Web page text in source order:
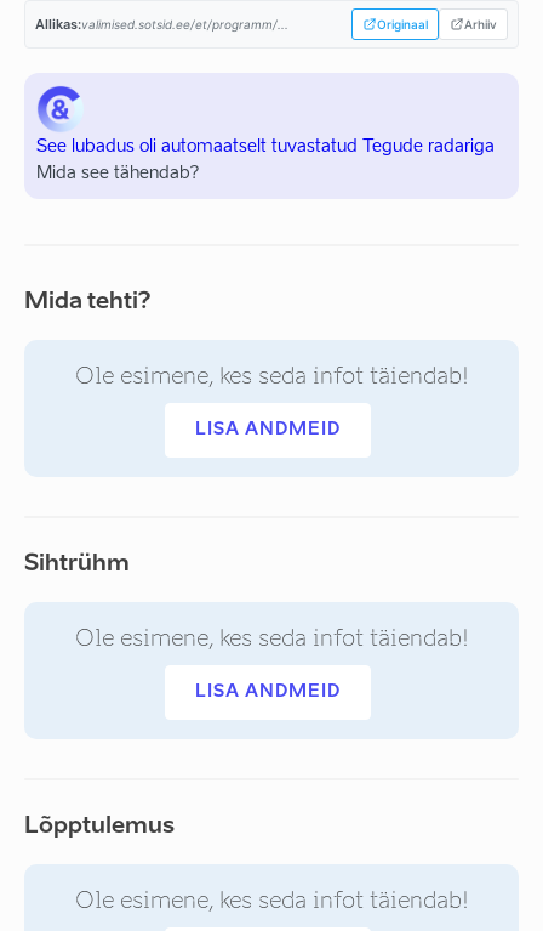
Allikas:valimised.sotsid.ee/et/programm/... Originaal Arhiiv
See lubadus oli automaatselt tuvastatud Tegude radariga
Mida see tähendab?
Mida tehti?
Ole esimene, kes seda infot täiendab!
LISA ANDMEID
Sihtrühm
Ole esimene, kes seda infot täiendab!
LISA ANDMEID
Lõpptulemus
Ole esimene, kes seda infot täiendab!